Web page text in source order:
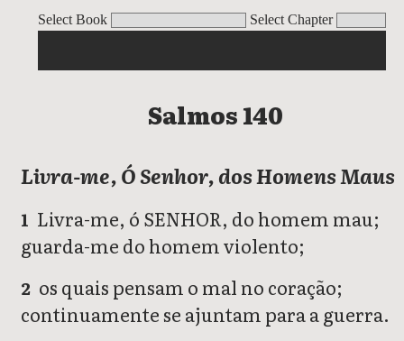
Select Book Select Chapter
Salmos
Salmos 140
Livra-me, Ó Senhor, dos Homens Maus
1 Livra-me, ó SENHOR, do homem mau;
guarda-me do homem violento;
2 os quais pensam o mal no coração;
continuamente se ajuntam para a guerra.